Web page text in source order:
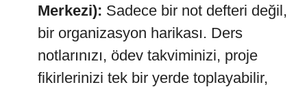
Merkezi): Sadece bir not defteri değil,
bir organizasyon harikası. Ders
notlarınızı, ödev takviminizi, proje
fikirlerinizi tek bir yerde toplayabilir,